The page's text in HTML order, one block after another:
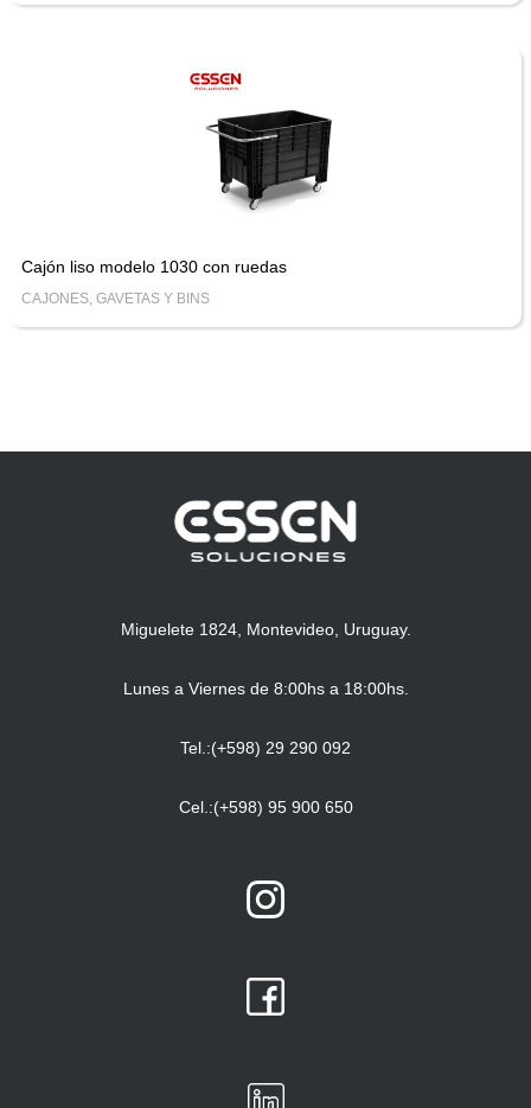
Cajón liso modelo 1030 con ruedas
CAJONES, GAVETAS Y BINS
Miguelete 1824, Montevideo, Uruguay.
Lunes a Viernes de 8:00hs a 18:00hs.
Tel.:(+598) 29 290 092
Cel.:(+598) 95 900 650